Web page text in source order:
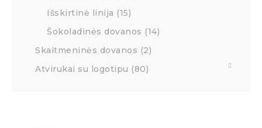
Išskirtinė linija (15)
Šokoladinės dovanos (14)
Skaitmeninės dovanos (2)
Atvirukai su logotipu (80)